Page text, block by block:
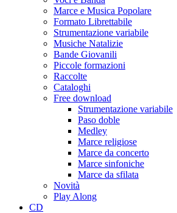
Marce e Musica Popolare
Formato Librettabile
Strumentazione variabile
Musiche Natalizie
Bande Giovanili
Piccole formazioni
Raccolte
Cataloghi
Free download
Strumentazione variabile
Paso doble
Medley
Marce religiose
Marce da concerto
Marce sinfoniche
Marce da sfilata
Novità
Play Along
CD